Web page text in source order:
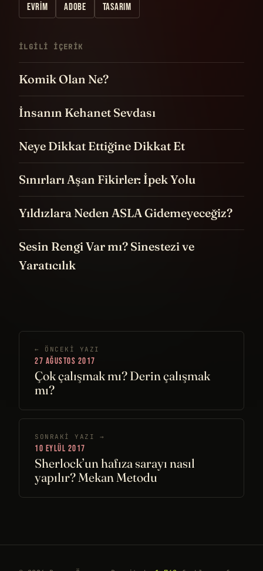
EVRIM ADOBE TASARIM
İLGILI IÇERIK
Komik Olan Ne?
İnsanın Kehanet Sevdası
Neye Dikkat Ettiğine Dikkat Et
Sınırları Aşan Fikirler: İpek Yolu
Yıldızlara Neden ASLA Gidemeyeceğiz?
Sesin Rengi Var mı? Sinestezi ve
Yaratıcılık
← ÖNCEKI YAZI
27 AĞUSTOS 2017
Çok çalışmak mı? Derin çalışmak
mı?
SONRAKI YAZI →
10 EYLÜL 2017
Sherlock’un hafıza sarayı nasıl
yapılır? Mekan Metodu